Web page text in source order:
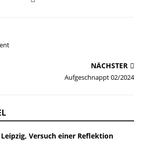
NÄCHSTER
Aufgeschnappt 02/2024
Leipzig, Versuch einer Reflektion